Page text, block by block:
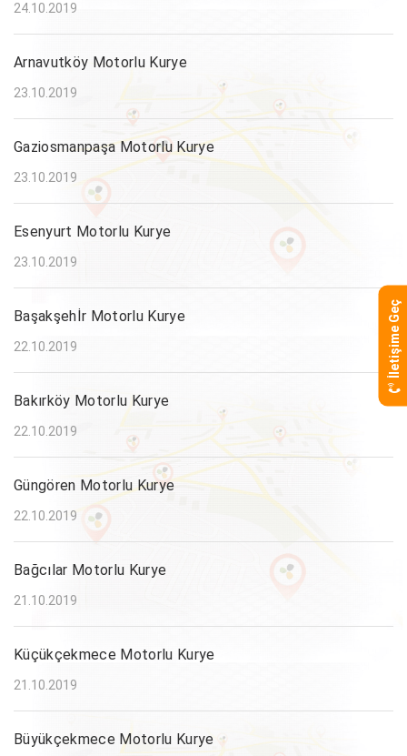
İletişime Geç
24.10.2019
Arnavutköy Motorlu Kurye
23.10.2019
Gaziosmanpaşa Motorlu Kurye
23.10.2019
Esenyurt Motorlu Kurye
23.10.2019
Başakşehİr Motorlu Kurye
22.10.2019
Bakırköy Motorlu Kurye
22.10.2019
Güngören Motorlu Kurye
22.10.2019
Bağcılar Motorlu Kurye
21.10.2019
Küçükçekmece Motorlu Kurye
21.10.2019
Büyükçekmece Motorlu Kurye